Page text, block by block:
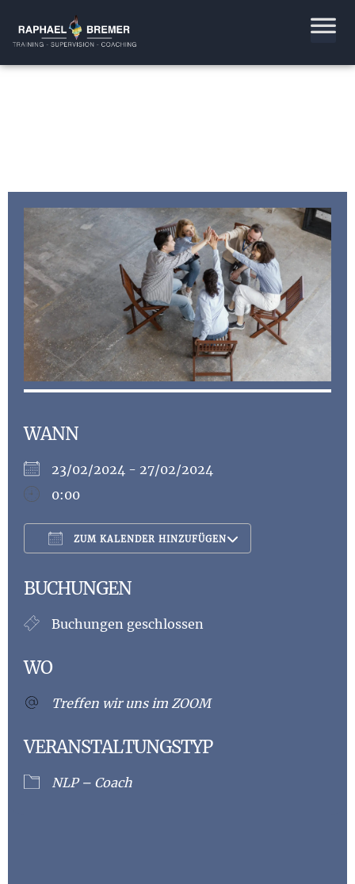
WANN
23/02/2024 - 27/02/2024
0:00
ZUM KALENDER HINZUFÜGEN
BUCHUNGEN
Buchungen geschlossen
WO
Treffen wir uns im ZOOM
VERANSTALTUNGSTYP
NLP – Coach